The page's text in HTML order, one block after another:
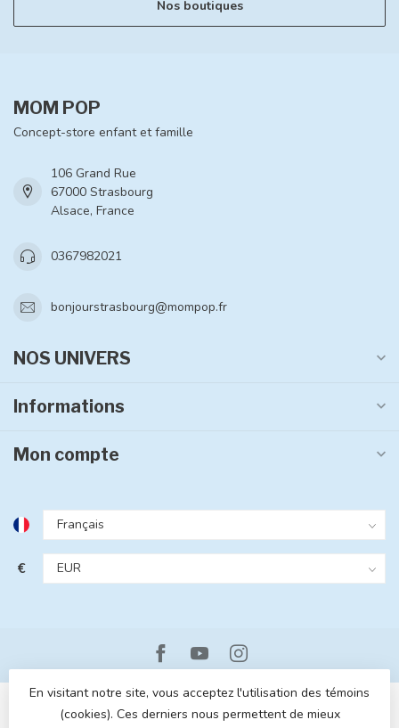
Nos boutiques
MOM POP
Concept-store enfant et famille
106 Grand Rue
67000 Strasbourg
Alsace, France
0367982021
bonjourstrasbourg@mompop.fr
NOS UNIVERS
Informations
Mon compte
€
En visitant notre site, vous acceptez l'utilisation des témoins
(cookies). Ces derniers nous permettent de mieux